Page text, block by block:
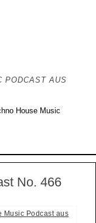
PODCAST AUS
House Music
No. 466
Music Podcast aus